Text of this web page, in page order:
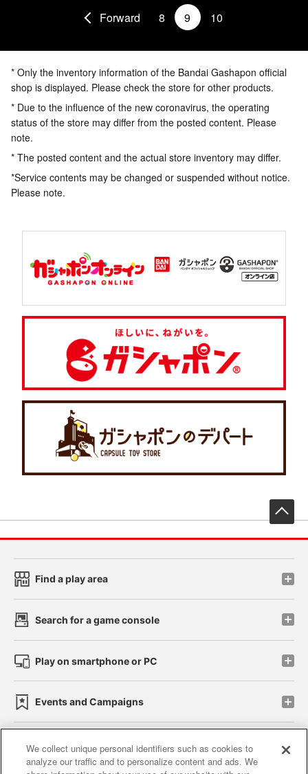
Forward 8 9 10
* Only the inventory information of the Bandai Gashapon official
shop is displayed. Please check the store for other products.
* Due to the influence of the new coronavirus, the operating
status of the store may differ from the posted content. Please
note.
* The posted content and the actual store inventory may differ.
*Service contents may be changed or suspended without notice.
Please note.
Find a play area
Search for a game console
Play on smartphone or PC
Events and Campaigns
Affiliate Sustainability site policy privacy policy
We collect unique personal identifiers such as cookies to
analyze our traffic and to personalize content and ads. We